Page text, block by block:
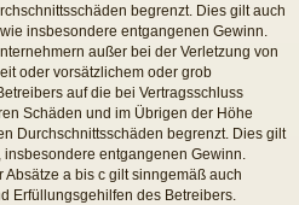
begrenzt. Dies gilt auch
insbesondere entgangenen Gewinn.
außer bei der Verletzung von
oder vorsätzlichem oder grob
auf die bei Vertragsschluss
Schäden und im Übrigen der Höhe
Durchschnittsschäden begrenzt. Dies gilt
entgangenen Gewinn.
a bis c gilt sinngemäß auch
Erfüllungsgehilfen des Betreibers.